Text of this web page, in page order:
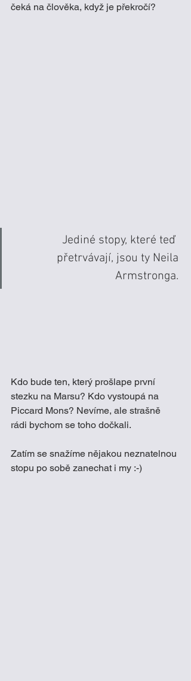
čeká na člověka, když je překročí?
Jediné stopy, které teď
přetrvávají, jsou ty Neila
Armstronga.
Kdo bude ten, který prošlape první
stezku na Marsu? Kdo vystoupá na
Piccard Mons? Nevíme, ale strašně
rádi bychom se toho dočkali.
Zatím se snažíme nějakou neznatelnou
stopu po sobě zanechat i my :-)